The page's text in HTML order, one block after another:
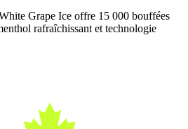
Grape Ice offre 15 000 bouffées
rafraîchissant et technologie